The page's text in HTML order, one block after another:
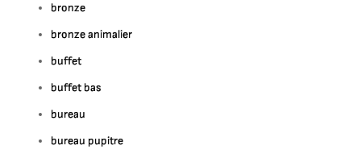
bronze
bronze animalier
buffet
buffet bas
bureau
bureau pupitre